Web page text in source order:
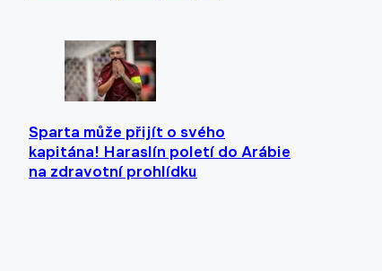
Sparta může přijít o svého
kapitána! Haraslín poletí do Arábie
na zdravotní prohlídku